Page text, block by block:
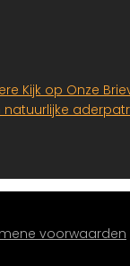
Kijk op Onze
natuurlijke
voorwaarden